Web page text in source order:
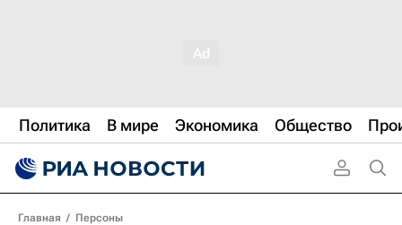
Политика В мире Экономика Общество
Главная / Персоны